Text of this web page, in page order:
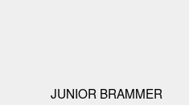
JUNIOR BRAMMER